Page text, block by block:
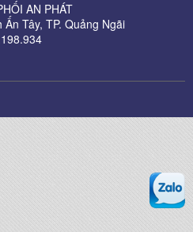
AN PHÁT
Tây, TP. Quảng Ngãi